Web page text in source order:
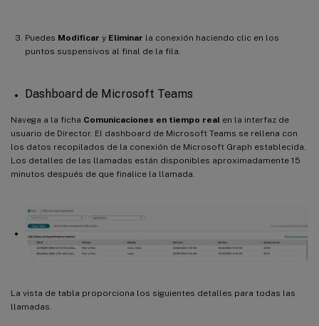
Puedes Modificar y Eliminar la conexión haciendo clic en los
puntos suspensivos al final de la fila.
Dashboard de Microsoft Teams
Navega a la ficha Comunicaciones en tiempo real en la interfaz de
usuario de Director. El dashboard de Microsoft Teams se rellena con
los datos recopilados de la conexión de Microsoft Graph establecida.
Los detalles de las llamadas están disponibles aproximadamente 15
minutos después de que finalice la llamada.
La vista de tabla proporciona los siguientes detalles para todas las
llamadas.